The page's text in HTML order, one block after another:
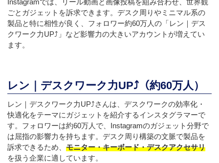
Instagramでは、リール動画と画像投稿を組み合わせ、世界観
ごとガジェットを訴求できます。デスク周りやミニマル系の
製品と特に相性が良く、フォロワー約60万人の「レン｜デス
クワーク力UP⤴︎」など影響力の大きいアカウントが増えてい
ます。
レン｜デスクワーク力UP⤴︎（約60万人）
レン｜デスクワーク力UP⤴︎さんは、デスクワークの効率化・
快適化をテーマにガジェットを紹介するインスタグラマーで
す。フォロワーは約60万人で、Instagramのガジェット分野で
は屈指の影響力を持ちます。デスク周り構築の文脈で製品を
訴求できるため、 モニター・キーボード・デスクアクセサリ
を扱う企業に適しています。